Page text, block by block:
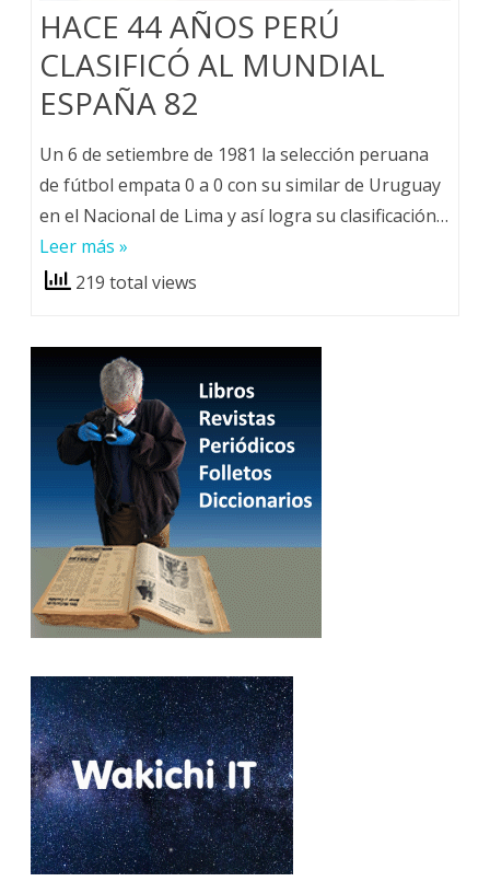
HACE 44 AÑOS PERÚ
CLASIFICÓ AL MUNDIAL
ESPAÑA 82
Un 6 de setiembre de 1981 la selección peruana
de fútbol empata 0 a 0 con su similar de Uruguay
en el Nacional de Lima y así logra su clasificación…
Leer más »
219 total views